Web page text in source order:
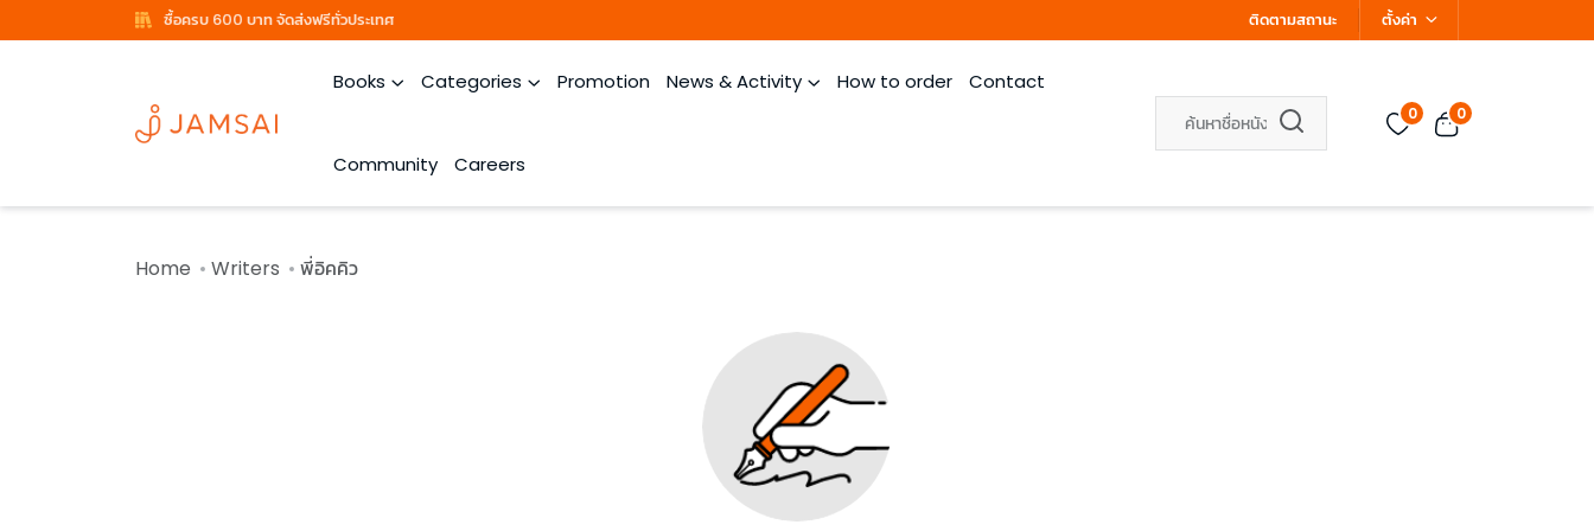
ซื้อครบ 600 บาท จัดส่งฟรีทั่วประเทศ ติดตามสถานะ ตั้งค่า
Books Categories Promotion News & Activity How to order Contact
Community Careers
0 0
Home Writers พี่อิคคิว